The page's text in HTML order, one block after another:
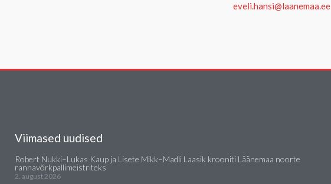
eveli.hansi@laanemaa.ee
Viimased uudised
Robert Nukki–Lukas Kaup ja Lisete Mikk–Madli Laasik krooniti Läänemaa noorte
rannavõrkpallimeistriteks
2. august 2026